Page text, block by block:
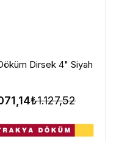
Dirsek 4" Siyah
₺1.127,52